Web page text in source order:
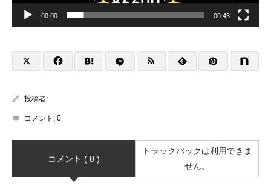
00:00 00:43
投稿者:
コメント: 0
コメント ( 0 )
トラックバックは利用できま
せん。